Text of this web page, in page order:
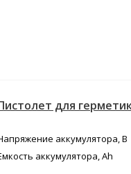
для
аккумулятора, В
аккумулятора, Ah